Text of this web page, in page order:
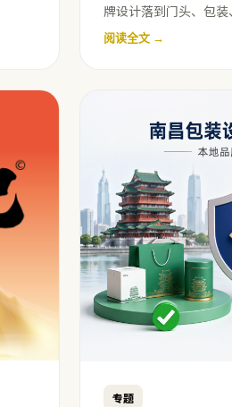
牌设计落到门头、包装
阅读全文 →
专题